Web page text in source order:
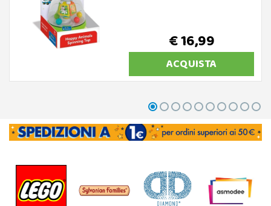
€ 16,99
ACQUISTA